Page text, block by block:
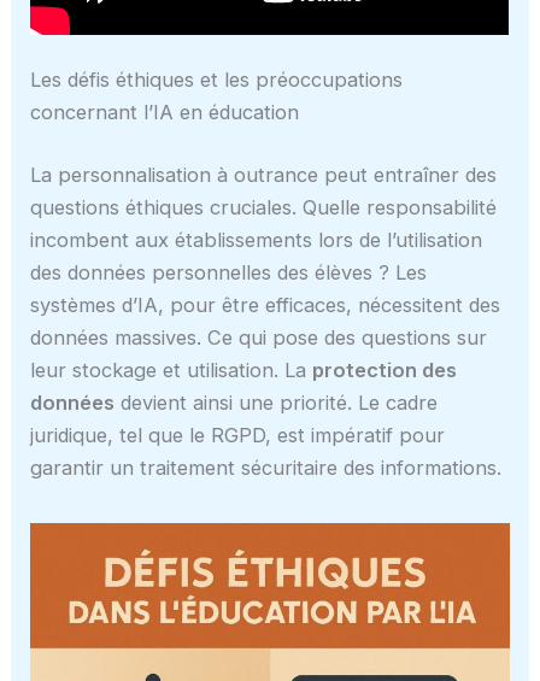
Les défis éthiques et les préoccupations
concernant l’IA en éducation
La personnalisation à outrance peut entraîner des
questions éthiques cruciales. Quelle responsabilité
incombent aux établissements lors de l’utilisation
des données personnelles des élèves ? Les
systèmes d’IA, pour être efficaces, nécessitent des
données massives. Ce qui pose des questions sur
leur stockage et utilisation. La protection des
données devient ainsi une priorité. Le cadre
juridique, tel que le RGPD, est impératif pour
garantir un traitement sécuritaire des informations.